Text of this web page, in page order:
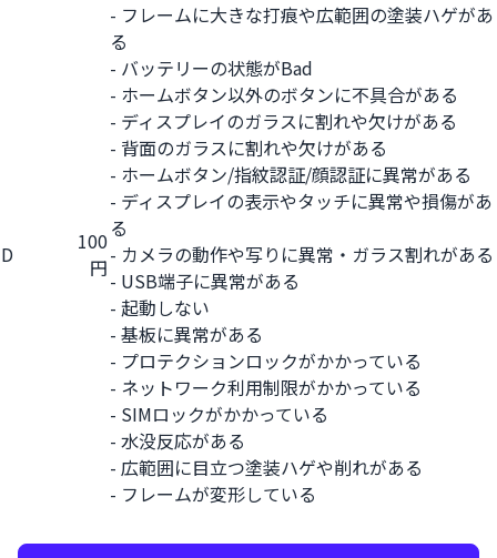
D
100
円
- フレームに大きな打痕や広範囲の塗装ハゲがあ
る
- バッテリーの状態がBad
- ホームボタン以外のボタンに不具合がある
- ディスプレイのガラスに割れや欠けがある
- 背面のガラスに割れや欠けがある
- ホームボタン/指紋認証/顔認証に異常がある
- ディスプレイの表示やタッチに異常や損傷があ
る
- カメラの動作や写りに異常・ガラス割れがある
- USB端子に異常がある
- 起動しない
- 基板に異常がある
- プロテクションロックがかかっている
- ネットワーク利用制限がかかっている
- SIMロックがかかっている
- 水没反応がある
- 広範囲に目立つ塗装ハゲや削れがある
- フレームが変形している